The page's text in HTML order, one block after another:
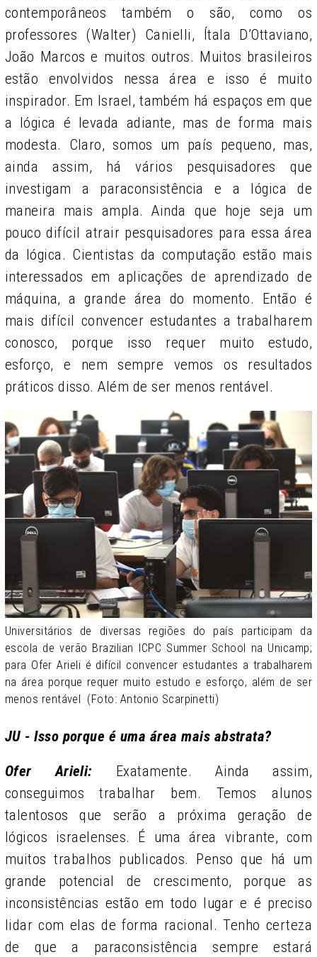
contemporâneos também o são, como os
professores (Walter) Canielli, Ítala D’Ottaviano,
João Marcos e muitos outros. Muitos brasileiros
estão envolvidos nessa área e isso é muito
inspirador. Em Israel, também há espaços em que
a lógica é levada adiante, mas de forma mais
modesta. Claro, somos um país pequeno, mas,
ainda assim, há vários pesquisadores que
investigam a paraconsistência e a lógica de
maneira mais ampla. Ainda que hoje seja um
pouco difícil atrair pesquisadores para essa área
da lógica. Cientistas da computação estão mais
interessados em aplicações de aprendizado de
máquina, a grande área do momento. Então é
mais difícil convencer estudantes a trabalharem
conosco, porque isso requer muito estudo,
esforço, e nem sempre vemos os resultados
práticos disso. Além de ser menos rentável.
Universitários de diversas regiões do país participam da
escola de verão Brazilian ICPC Summer School na Unicamp;
para Ofer Arieli é difícil convencer estudantes a trabalharem
na área porque requer muito estudo e esforço, além de ser
menos rentável (Foto: Antonio Scarpinetti)
JU - Isso porque é uma área mais abstrata?
Ofer Arieli: Exatamente. Ainda assim,
conseguimos trabalhar bem. Temos alunos
talentosos que serão a próxima geração de
lógicos israelenses. É uma área vibrante, com
muitos trabalhos publicados. Penso que há um
grande potencial de crescimento, porque as
inconsistências estão em todo lugar e é preciso
lidar com elas de forma racional. Tenho certeza
de que a paraconsistência sempre estará